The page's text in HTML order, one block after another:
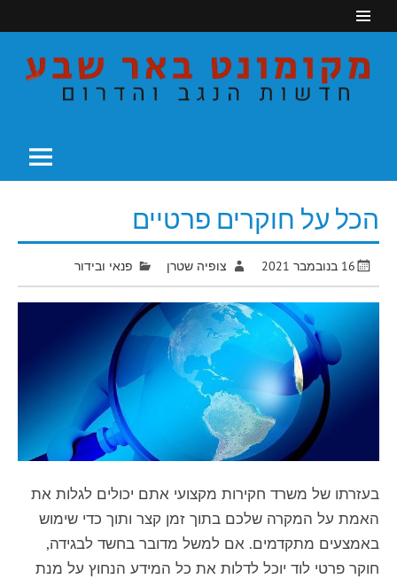
הכל על חוקרים פרטיים
16 בנובמבר 2021 צופיה שטרן פנאי ובידור
בעזרתו של משרד חקירות מקצועי אתם יכולים לגלות את
האמת על המקרה שלכם בתוך זמן קצר ותוך כדי שימוש
באמצעים מתקדמים. אם למשל מדובר בחשד לבגידה,
חוקר פרטי לוד יוכל לדלות את כל המידע הנחוץ על מנת